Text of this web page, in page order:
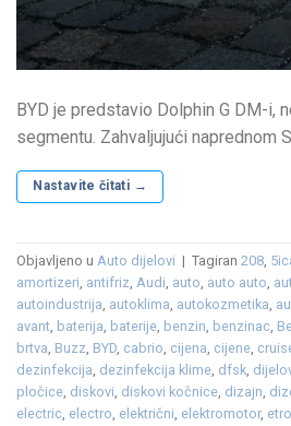
BYD je predstavio Dolphin G DM-i,
segmentu. Zahvaljujući naprednom
Nastavite čitati →
Objavljeno u Auto dijelovi | Tagiran 208,
amortizeri, antifriz, Audi, auto, auto auto,
autoindustrija, autoklima, autokozmetika,
avant, baterija, baterije, benzin, benzinac,
brtva, Buzz, BYD, cabrio, cijena, cijene,
dezinfekcija, dezinfekcija klime, dfsk,
pločice, diskovi, diskovi kočnice, dizajn,
electric, electro, električni, elektromotor,